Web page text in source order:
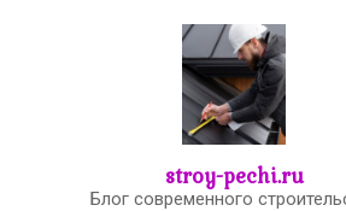
stroy-pechi.ru
Блог современного